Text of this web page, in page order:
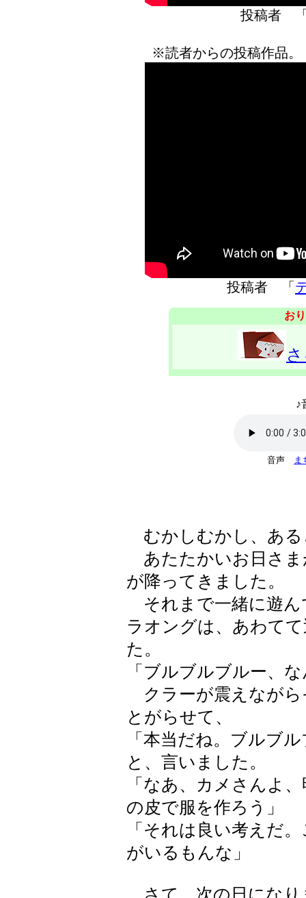
投稿者
※読者からの投稿作品
投稿者 「
お
♪
音声 ま
むかしむかし、ある
あたたかいお日さま
が降ってきました。
それまで一緒に遊ん
ラオングは、あわて
た。
「ブルブルブルー、
クラーが震えながら
とがらせて、
「本当だね。ブルブ
と、言いました。
「なあ、カメさんよ
の皮で服を作ろう」
「それは良い考えだ
がいるもんな」
さて、次の日になり